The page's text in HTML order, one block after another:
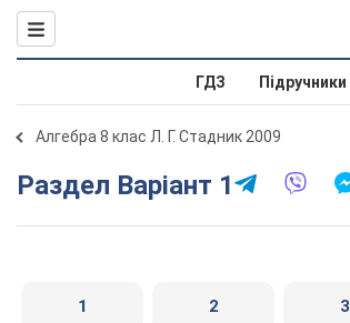
ГДЗ Підручники
Алгебра 8 клас Л. Г. Стадник 2009
Раздел Варіант 1
1 2 3